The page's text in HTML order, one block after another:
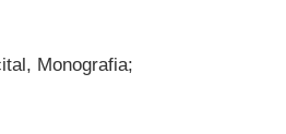
Monografia;